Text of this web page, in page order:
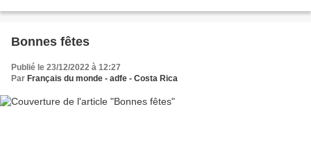
Bonnes fêtes
Publié le 23/12/2022 à 12:27
Par Français du monde - adfe - Costa Rica